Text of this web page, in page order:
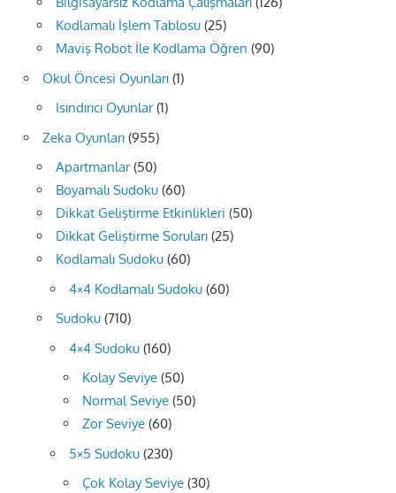
Kodlamalı İşlem Tablosu (25)
Maviş Robot İle Kodlama Öğren (90)
Okul Öncesi Oyunları (1)
Isındırıcı Oyunlar(1)
Zeka Oyunları (955)
Apartmanlar(50)
Boyamalı Sudoku (60)
Dikkat Geliştirme Etkinlikleri (50)
Dikkat Geliştirme Soruları (25)
Kodlamalı Sudoku (60)
4×4 Kodlamalı Sudoku (60)
Sudoku (710)
4×4 Sudoku (160)
Kolay Seviye (50)
Normal Seviye (50)
Zor Seviye (60)
5×5 Sudoku (230)
Çok Kolay Seviye (30)